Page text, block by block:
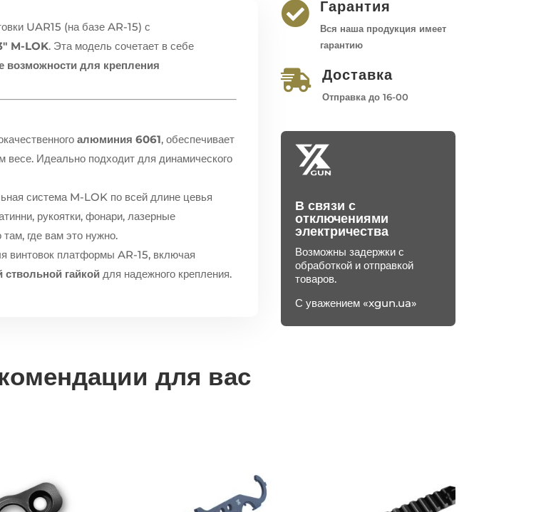
UAR15 (на базе AR-15) с
M-LOK. Эта модель сочетает в себе
возможности для крепления
алюминия 6061, обеспечивает
Идеально подходит для динамического
система M-LOK по всей длине цевья
рукоятки, фонари, лазерные
где вам это нужно.
винтовок платформы AR-15, включая
ствольной гайкой для надежного крепления.
 Гарантия
Вся наша продукция имеет
гарантию
 Доставка
Отправка до 16-00
В связи с
отключениями
электричества
Возможны задержки с
обработкой и отправкой
товаров.
С уважением «xgun.ua»
для вас